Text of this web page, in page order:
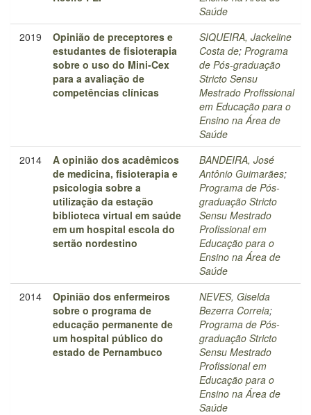
Saúde
2019
Opinião de preceptores e
estudantes de fisioterapia
sobre o uso do Mini-Cex
para a avaliação de
competências clínicas
SIQUEIRA, Jackeline
Costa de; Programa
de Pós-graduação
Stricto Sensu
Mestrado Profissional
em Educação para o
Ensino na Área de
Saúde
2014
A opinião dos acadêmicos
de medicina, fisioterapia e
psicologia sobre a
utilização da estação
biblioteca virtual em saúde
em um hospital escola do
sertão nordestino
BANDEIRA, José
Antônio Guimarães;
Programa de Pós-
graduação Stricto
Sensu Mestrado
Profissional em
Educação para o
Ensino na Área de
Saúde
2014
Opinião dos enfermeiros
sobre o programa de
educação permanente de
um hospital público do
estado de Pernambuco
NEVES, Giselda
Bezerra Correia;
Programa de Pós-
graduação Stricto
Sensu Mestrado
Profissional em
Educação para o
Ensino na Área de
Saúde